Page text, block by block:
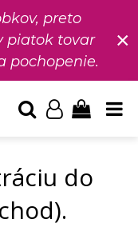
preto
piatok tovar
pochopenie.
×
do